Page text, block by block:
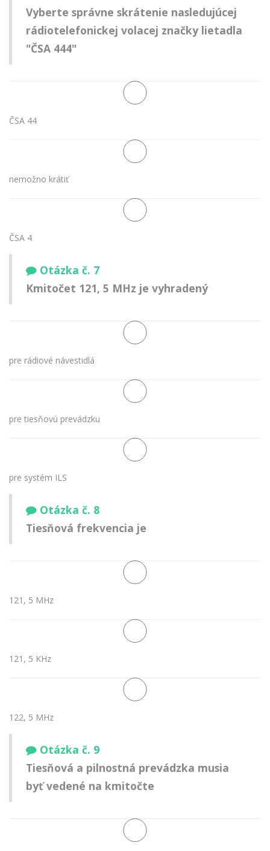
Vyberte správne skrátenie nasledujúcej
rádiotelefonickej volacej značky lietadla
"ČSA 444"
ČSA 44
nemožno krátiť
ČSA 4
Otázka č. 7
Kmitočet 121, 5 MHz je vyhradený
pre rádiové návestidlá
pre tiesňovú prevádzku
pre systém ILS
Otázka č. 8
Tiesňová frekvencia je
121, 5 MHz
121, 5 KHz
122, 5 MHz
Otázka č. 9
Tiesňová a pilnostná prevádzka musia
byť vedené na kmitočte